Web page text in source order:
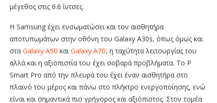
μέγεθος στις 6.6 ίντσες.
Η Samsung έχει ενσωματώσει και τον αισθητήρα
αποτυπωμάτων στην οθόνη του Galaxy A30s, όπως όμως και
στα Galaxy A50 καιGalaxy A70, η ταχύτητα λειτουργίας του
αλλά και η αξιοπιστία του έχει σοβαρά προβλήματα. Το P
Smart Pro από την πλευρά του έχει έναν αισθητήρα στο
πλαϊνό του μέρος και πάνω στο πλήκτρο ενεργοποίησης, ενώ
είναι και σημαντικά πιο γρήγορος και αξιόπιστος. Στον τομέα